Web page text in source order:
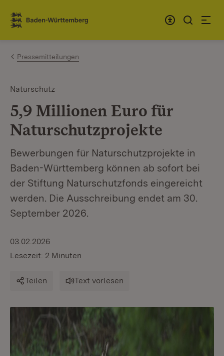
Zum Inhalt springen
Link zur Startseite
Pressemitteilungen
Naturschutz
5,9 Millionen Euro für
Naturschutzprojekte
Bewerbungen für Naturschutzprojekte in
Baden-Württemberg können ab sofort bei
der Stiftung Naturschutzfonds eingereicht
werden. Die Ausschreibung endet am 30.
September 2026.
03.02.2026
Lesezeit: 2 Minuten
Teilen Text vorlesen